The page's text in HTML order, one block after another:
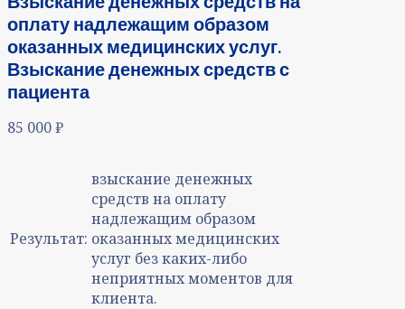
оплату надлежащим образом
оказанных медицинских услуг.
Взыскание денежных средств с
пациента
85 000₽
Результат:
взыскание денежных
средств на оплату
надлежащим образом
оказанных медицинских
услуг без каких-либо
неприятных моментов для
клиента.